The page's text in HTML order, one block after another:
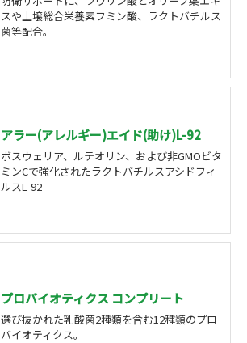
スや土壌総合栄養素フミン酸、ラクトバチルス
菌等配合。
アラー(アレルギー)エイド(助け)L-92
ボスウェリア、ルテオリン、および非GMOビタ
ミンCで強化されたラクトバチルスアシドフィ
ルスL-92
プロバイオティクス コンプリート
選び抜かれた乳酸菌2種類を含む12種類のプロ
バイオティクス。